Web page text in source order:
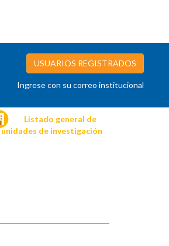
USUARIOS REGISTRADOS
Ingrese con su correo institucional
Listado general de
unidades de investigación